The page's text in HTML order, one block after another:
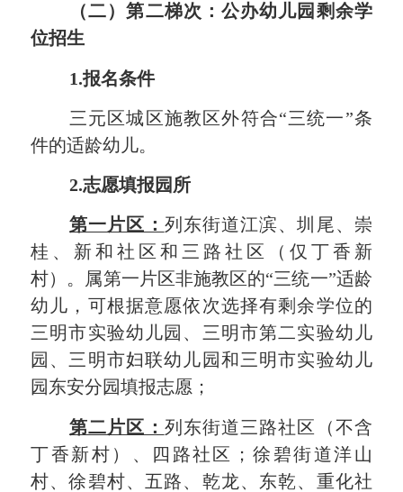
（二）第二梯次：公办幼儿园剩余学
位招生
1.报名条件
三元区城区施教区外符合“三统一”条
件的适龄幼儿。
2.志愿填报园所
第一片区： 列东街道江滨、圳尾、崇
桂、新和社区和三路社区（仅丁香新
村）。属第一片区非施教区的“三统一”适龄
幼儿，可根据意愿依次选择有剩余学位的
三明市实验幼儿园、三明市第二实验幼儿
园、三明市妇联幼儿园和三明市实验幼儿
园东安分园填报志愿；
第二片区： 列东街道三路社区（不含
丁香新村）、四路社区；徐碧街道洋山
村、徐碧村、五路、乾龙、东乾、重化社